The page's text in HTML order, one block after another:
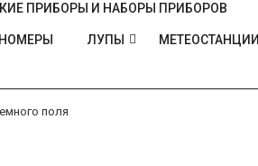
ПРИБОРЫ И НАБОРЫ ПРИБОРОВ
ЛУПЫ
поля